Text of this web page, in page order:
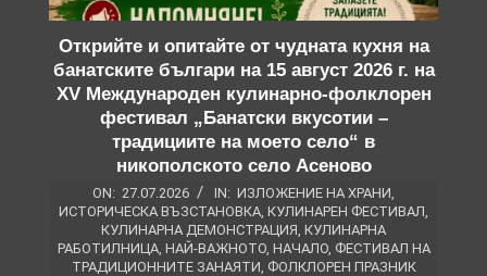
Открийте и опитайте от чудната кухня на
банатските българи на 15 август 2026 г. на
XV Международен кулинарно-фолклорен
фестивал „Банатски вкусотии –
традициите на моето село“ в
никополското село Асеново
ON: 27.07.2026 IN: ИЗЛОЖЕНИЕ НА ХРАНИ
ИСТОРИЧЕСКА ВЪЗСТАНОВКА КУЛИНАРЕН ФЕСТИВАЛ
КУЛИНАРНА ДЕМОНСТРАЦИЯ КУЛИНАРНА
РАБОТИЛНИЦА, НАЙ-ВАЖНОТО, НАЧАЛО, ФЕСТИВАЛ НА
ТРАДИЦИОННИТЕ ЗАНАЯТИ ФОЛКЛОРЕН ПРАЗНИК